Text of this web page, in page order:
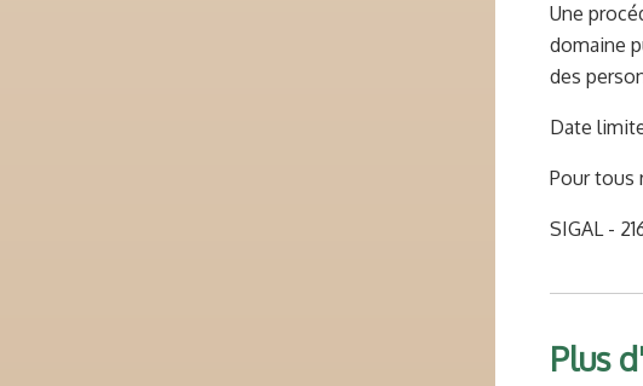
Une
domaine
des
Date
Pour tous
SIGAL -
Plus